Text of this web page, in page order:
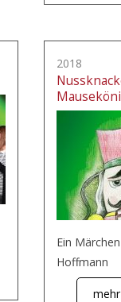
2018
Ein
Hoffmann